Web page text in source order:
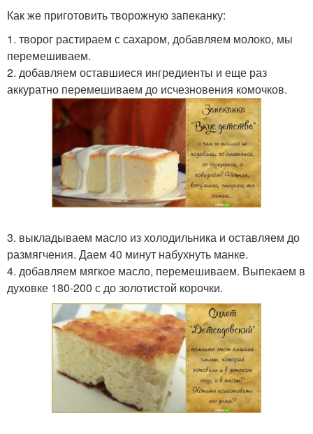
Как же приготовить творожную запеканку:
1. творог растираем с сахаром, добавляем молоко, мы
перемешиваем.
2. добавляем оставшиеся ингредиенты и еще раз
аккуратно перемешиваем до исчезновения комочков.
3. выкладываем масло из холодильника и оставляем до
размягчения. Даем 40 минут набухнуть манке.
4. добавляем мягкое масло, перемешиваем. Выпекаем в
духовке 180-200 с до золотистой корочки.